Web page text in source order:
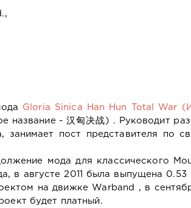
Gloria Sinica Han Hun Total War
название - 汉匈决战) . Руководит
пост представителя по
мода для классического
в августе 2011 была выпущена 0.53
на движке Warband , в
будет платный.